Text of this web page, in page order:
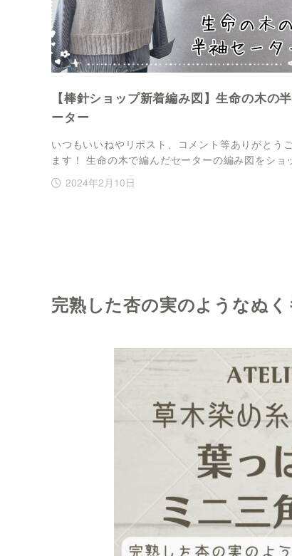
【棒針ショップ新着編み図】生命の木の
ーター
いつもいいねやリポスト、コメント等ありがとう
ます！ 生命の木で編んだセーターの編み図をショ
2024年2月10日
完熟した杏の実のようなぬ